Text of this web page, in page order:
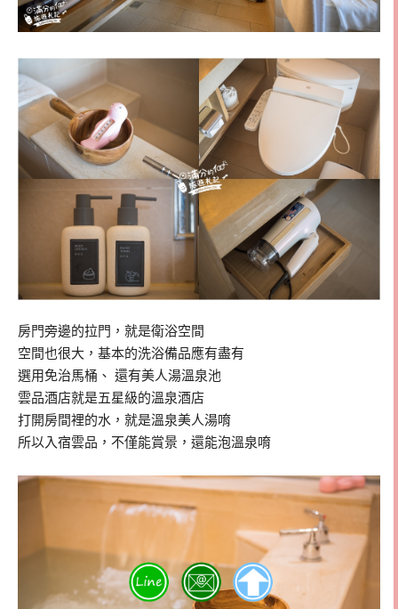
房門旁邊的拉門，就是衛浴空間
空間也很大，基本的洗浴備品應有盡有
選用免治馬桶、 還有美人湯溫泉池
雲品酒店就是五星級的溫泉酒店
打開房間裡的水，就是溫泉美人湯唷
所以入宿雲品，不僅能賞景，還能泡溫泉唷